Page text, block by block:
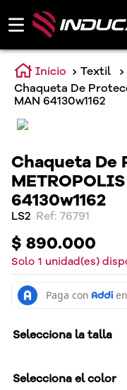
Textil
Chaqueta De
MAN 64130w1162
Chaqueta De
64130w1162
LS2 : 76791
$ 890.000
Solo 1 unidad(es)
Selecciona el color
Selecciona la talla